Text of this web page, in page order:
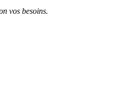
vos besoins.